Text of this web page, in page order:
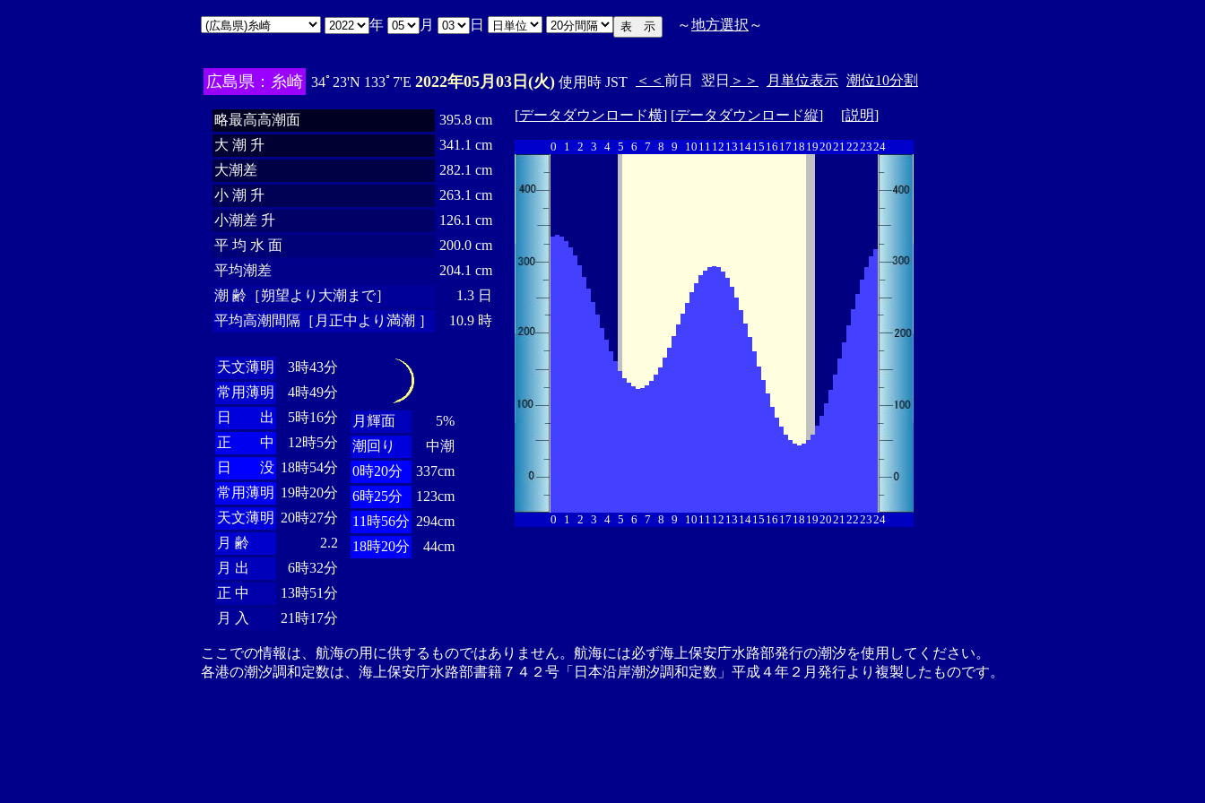
年 月 日 ～地方選択 ～
広島県：糸崎 34ﾟ23'N 133ﾟ7'E 2022年05月03日(火) 使用時 JST ＜＜ 前日 翌日 ＞＞ 月単位表示 潮位10分割
略最高高潮面
395.8 cm
大 潮 升
341.1 cm
大潮差
282.1 cm
小 潮 升
263.1 cm
小潮差 升
126.1 cm
平 均 水 面
200.0 cm
平均潮差
204.1 cm
潮 齢［朔望より大潮まで］
1.3 日
平均高潮間隔［月正中より満潮 ］
10.9 時
天文薄明
3時43分
常用薄明
4時49分
日 出
5時16分
正 中
12時5分
日 没 18時54分
常用薄明 19時20分
天文薄明 20時27分
月 齢
2.2
月 出
6時32分
正 中
13時51分
月 入
21時17分
月輝面
5%
潮回り
中潮
0時20分
337cm
6時25分
123cm
11時56分 294cm
18時20分
44cm
[データダウンロード横] [データダウンロード縦] [説明]
0 1 2 3 4 5 6 7 8 9 10 11 12 13 1415 16 17 18 192021222324
0 1 2 3 4 5 6 7 8 9 10 11 12 13 1415 16 17 18 192021222324
ここでの情報は、航海の用に供するものではありません。航海には必ず海上保安庁水路部発行の潮汐を使用してください。
各港の潮汐調和定数は、海上保安庁水路部書籍７４２号「日本沿岸潮汐調和定数」平成４年２月発行より複製したものです。